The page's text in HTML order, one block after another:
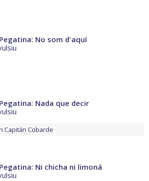
No som d'aquí
Nada que decir
Capitán Cobarde
Ni chicha ni limoná